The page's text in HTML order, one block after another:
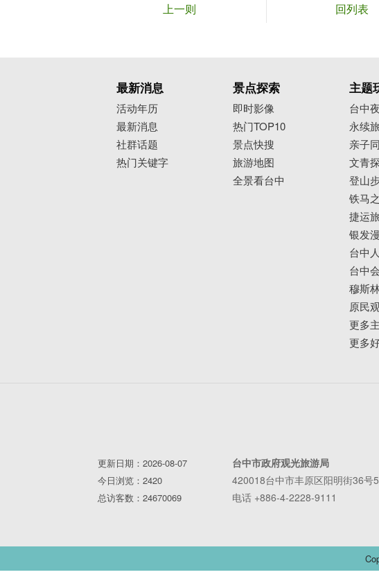
上一则 回列表
最新消息
活动年历
最新消息
社群话题
热门关键字
景点探索
即时影像
热门TOP10
景点快搜
旅游地图
全景看台中
主题
台中
永续
亲子
文青
登山
铁马
捷运
银发
台中
台中
穆斯
原民
更多
更多
更新日期：2026-08-07
今日浏览：2420
总访客数：24670069
台中市政府观光旅游局
420018台中市丰原区阳明街36号
电话 +886-4-2228-9111